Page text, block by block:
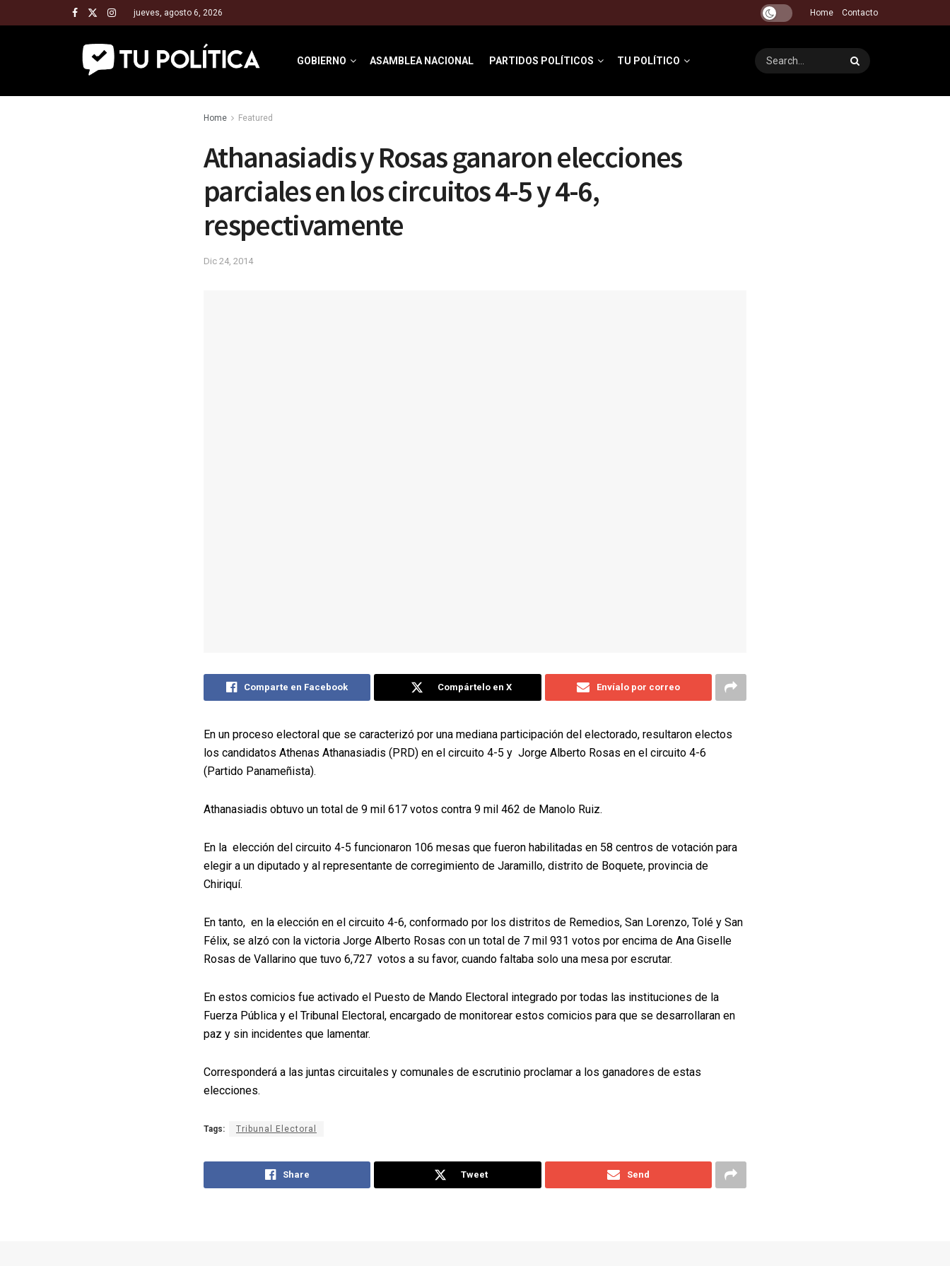
jueves, agosto 6, 2026 Home Contacto
GOBIERNO ASAMBLEA NACIONAL PARTIDOS POLÍTICOS TU POLÍTICO
Home Featured
Athanasiadis y Rosas ganaron elecciones
parciales en los circuitos 4-5 y 4-6,
respectivamente
Dic 24, 2014
Comparte en Facebook Compártelo en X Envíalo por correo
En un proceso electoral que se caracterizó por una mediana participación del electorado, resultaron electos
los candidatos Athenas Athanasiadis (PRD) en el circuito 4-5 y Jorge Alberto Rosas en el circuito 4-6
(Partido Panameñista).
Athanasiadis obtuvo un total de 9 mil 617 votos contra 9 mil 462 de Manolo Ruiz.
En la elección del circuito 4-5 funcionaron 106 mesas que fueron habilitadas en 58 centros de votación para
elegir a un diputado y al representante de corregimiento de Jaramillo, distrito de Boquete, provincia de
Chiriquí.
En tanto, en la elección en el circuito 4-6, conformado por los distritos de Remedios, San Lorenzo, Tolé y San
Félix, se alzó con la victoria Jorge Alberto Rosas con un total de 7 mil 931 votos por encima de Ana Giselle
Rosas de Vallarino que tuvo 6,727 votos a su favor, cuando faltaba solo una mesa por escrutar.
En estos comicios fue activado el Puesto de Mando Electoral integrado por todas las instituciones de la
Fuerza Pública y el Tribunal Electoral, encargado de monitorear estos comicios para que se desarrollaran en
paz y sin incidentes que lamentar.
Corresponderá a las juntas circuitales y comunales de escrutinio proclamar a los ganadores de estas
elecciones.
Tags: Tribunal Electoral
Share Tweet Send